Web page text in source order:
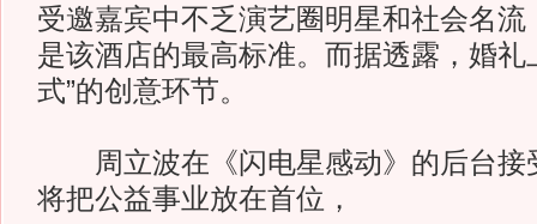
受邀嘉宾中不乏演艺圈明星和社会名流
是该酒店的最高标准。而据透露，婚礼
式”的创意环节。
周立波在《闪电星感动》的后台接
将把公益事业放在首位，